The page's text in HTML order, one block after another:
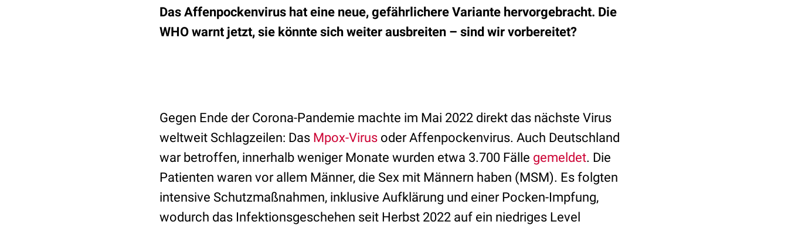
Das Affenpockenvirus hat eine neue, gefährlichere Variante hervorgebracht. Die
WHO warnt jetzt, sie könnte sich weiter ausbreiten – sind wir vorbereitet?
Gegen Ende der Corona-Pandemie machte im Mai 2022 direkt das nächste Virus
weltweit Schlagzeilen: Das Mpox-Virus oder Affenpockenvirus. Auch Deutschland
war betroffen, innerhalb weniger Monate wurden etwa 3.700 Fälle gemeldet. Die
Patienten waren vor allem Männer, die Sex mit Männern haben (MSM). Es folgten
intensive Schutzmaßnahmen, inklusive Aufklärung und einer Pocken-Impfung,
wodurch das Infektionsgeschehen seit Herbst 2022 auf ein niedriges Level